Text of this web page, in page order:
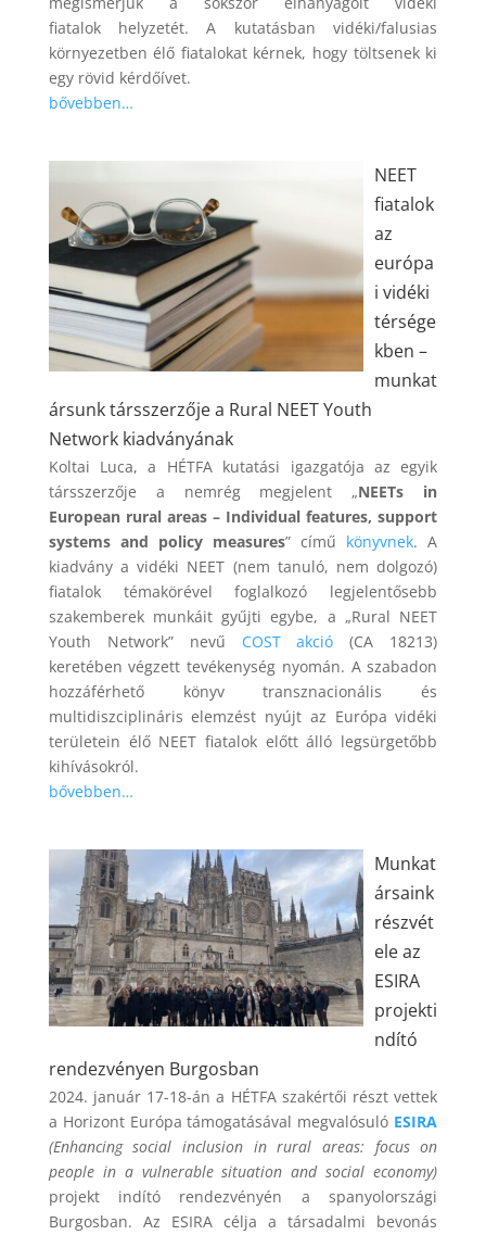
fiatalok helyzetét. A kutatásban vidéki/falusias
környezetben élő fiatalokat kérnek, hogy töltsenek ki
egy rövid kérdőívet.
bővebben…
NEET
fiatalok
az
európa
i vidéki
térsége
kben –
munkat
ársunk társszerzője a Rural NEET Youth
Network kiadványának
Koltai Luca, a HÉTFA kutatási igazgatója az egyik
társszerzője a nemrég megjelent „NEETs in
European rural areas – Individual features, support
systems and policy measures” című könyvnek. A
kiadvány a vidéki NEET (nem tanuló, nem dolgozó)
fiatalok témakörével foglalkozó legjelentősebb
szakemberek munkáit gyűjti egybe, a „Rural NEET
Youth Network” nevű COST akció (CA 18213)
keretében végzett tevékenység nyomán. A szabadon
hozzáférhető könyv transznacionális és
multidiszciplináris elemzést nyújt az Európa vidéki
területein élő NEET fiatalok előtt álló legsürgetőbb
kihívásokról.
bővebben…
Munkat
ársaink
részvét
ele az
ESIRA
projekti
ndító
rendezvényen Burgosban
2024. január 17-18-án a HÉTFA szakértői részt vettek
a Horizont Európa támogatásával megvalósuló ESIRA
(Enhancing social inclusion in rural areas: focus on
people in a vulnerable situation and social economy)
projekt indító rendezvényén a spanyolországi
Burgosban. Az ESIRA célja a társadalmi bevonás